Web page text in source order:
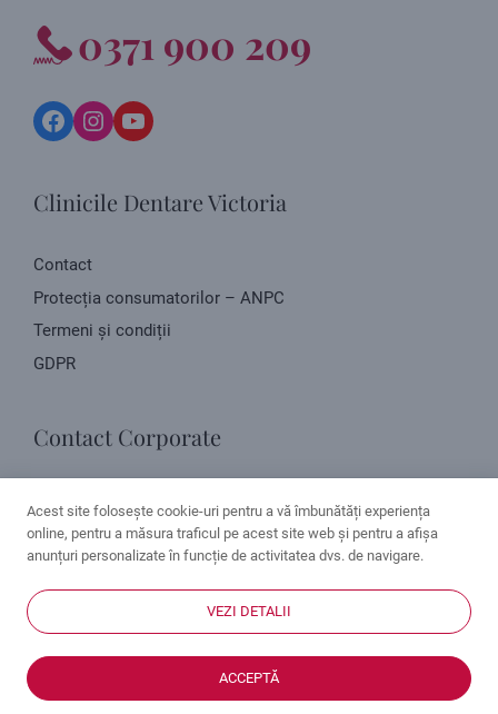
0371 900 209
Facebook
Instagram
YouTube
Clinicile Dentare Victoria
Contact
Protecția consumatorilor – ANPC
Termeni și condiții
GDPR
Contact Corporate
Vezi directia pe harta
rezervate.
Acest site folosește cookie-uri pentru a vă îmbunătăți experiența
online, pentru a măsura traficul pe acest site web și pentru a afișa
anunțuri personalizate în funcție de activitatea dvs. de navigare.
VEZI DETALII
ACCEPTĂ